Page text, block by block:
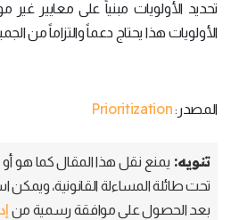
تحديد الأولويات مبنياً على معايير
الأولويات هذا يحتاج دعماً والتزاماً من
المصدر:Prioritization
تنويه: يمنع نقل هذا المقال كما هو
تحت طائلة المساءلة القانونية، ويمكن
بعد الحصول على موافقة رسمية من